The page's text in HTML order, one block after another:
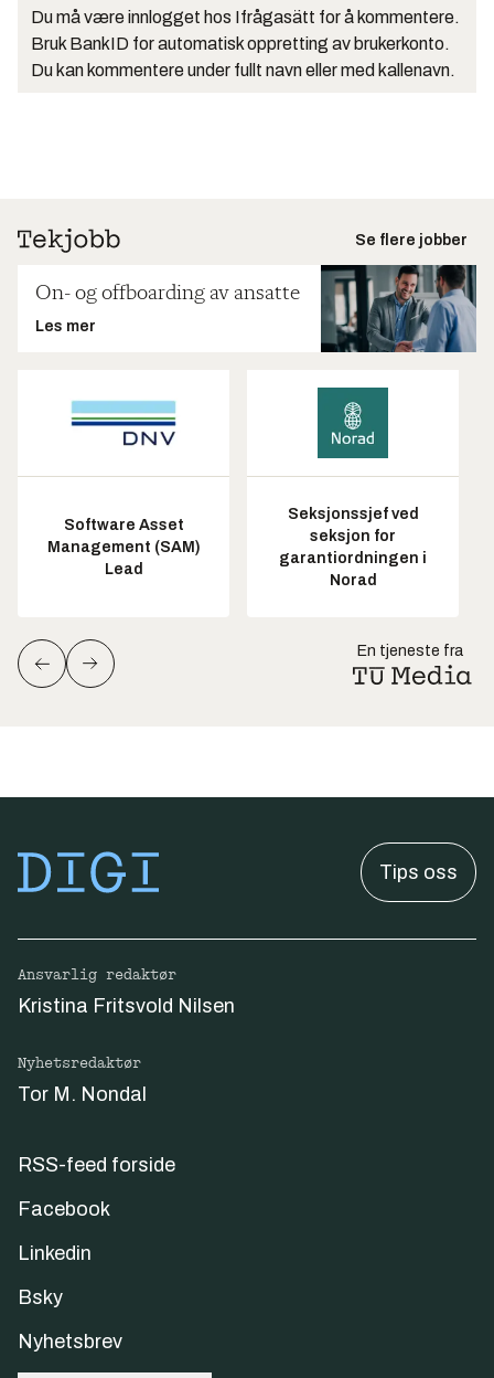
Du må være innlogget hos Ifrågasätt for å kommentere.
Bruk BankID for automatisk oppretting av brukerkonto.
Du kan kommentere under fullt navn eller med kallenavn.
Se flere jobber
On- og offboarding av ansatte
Les mer
Software Asset
Management (SAM)
Lead
Seksjonssjef ved
seksjon for
garantiordningen i
Norad
En tjeneste fra
Tips oss
Ansvarlig redaktør
Kristina Fritsvold Nilsen
Nyhetsredaktør
Tor M. Nondal
RSS-feed forside
Facebook
Linkedin
Bsky
Nyhetsbrev